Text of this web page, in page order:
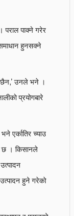
पराल पाक्ने गरेर
हुनसक्ने
छैन,’ उनले भने ।
प्रयोगबारे
एर्कातिर च्याउ
छ । किसानले
हुने गरेको